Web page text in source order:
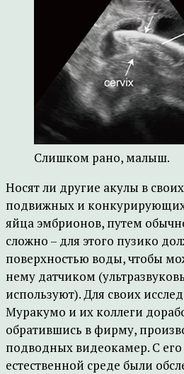
Слишком рано, малыш.
Носят ли другие акулы в
подвижных и
яйца эмбрионов, путем
сложно – для этого пузико
поверхностью воды, чтобы
нему датчиком
используют). Для своих
Муракумо и их коллеги
обратившись в фирму,
подводных видеокамер. С
естественной среде были